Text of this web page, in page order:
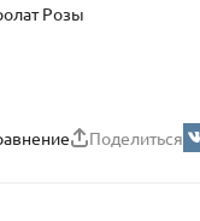
Розы
Поделиться